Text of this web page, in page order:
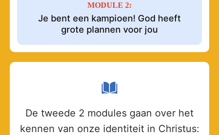
MODULE 2:
Je bent een kampioen! God heeft
grote plannen voor jou
De tweede 2 modules gaan over het
kennen van onze identiteit in Christus: